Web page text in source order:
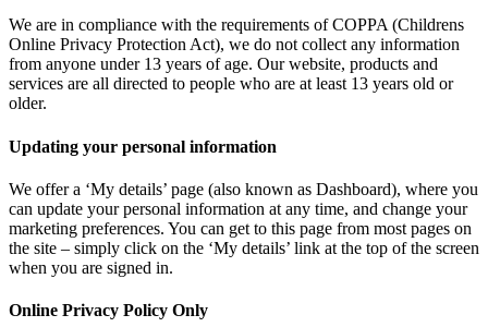
We are in compliance with the requirements of COPPA (Childrens
Online Privacy Protection Act), we do not collect any information
from anyone under 13 years of age. Our website, products and
services are all directed to people who are at least 13 years old or
older.
Updating your personal information
We offer a ‘My details’ page (also known as Dashboard), where you
can update your personal information at any time, and change your
marketing preferences. You can get to this page from most pages on
the site – simply click on the ‘My details’ link at the top of the screen
when you are signed in.
Online Privacy Policy Only